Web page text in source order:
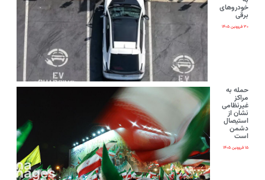
خودروهای
برقی
۳۰ فروردین ۱۴۰۵
حمله به
مراکز
غیرنظامی
نشان از
استیصال
دشمن
است
۱۵ فروردین ۱۴۰۵